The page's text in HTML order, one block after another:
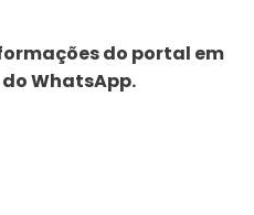
do portal em
WhatsApp.